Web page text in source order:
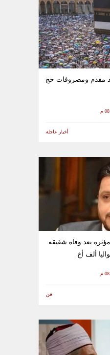
مقدم ومصروفات حج
أخبار عاجلة
بعد وفاة شقيقه:
ألف أخ
فن